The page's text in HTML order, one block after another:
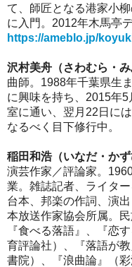
て、師匠となる港家小
に入門。2012年木馬亭
https://ameblo.jp/
沢村美舟（さわむら・み
曲師。1988年千葉県生
に興味を持ち、2015年
室に通い、翌月22日に
なるべく目下修行中。
稲田和浩（いなだ・かず
演芸作家／評論家。
業。雑誌記者、ライタ
台本、邦楽の作詞、演
本放送作家協会所属。
『食べる落語』、『恋
育評論社）、『落語が
書院）、『浪曲論』（